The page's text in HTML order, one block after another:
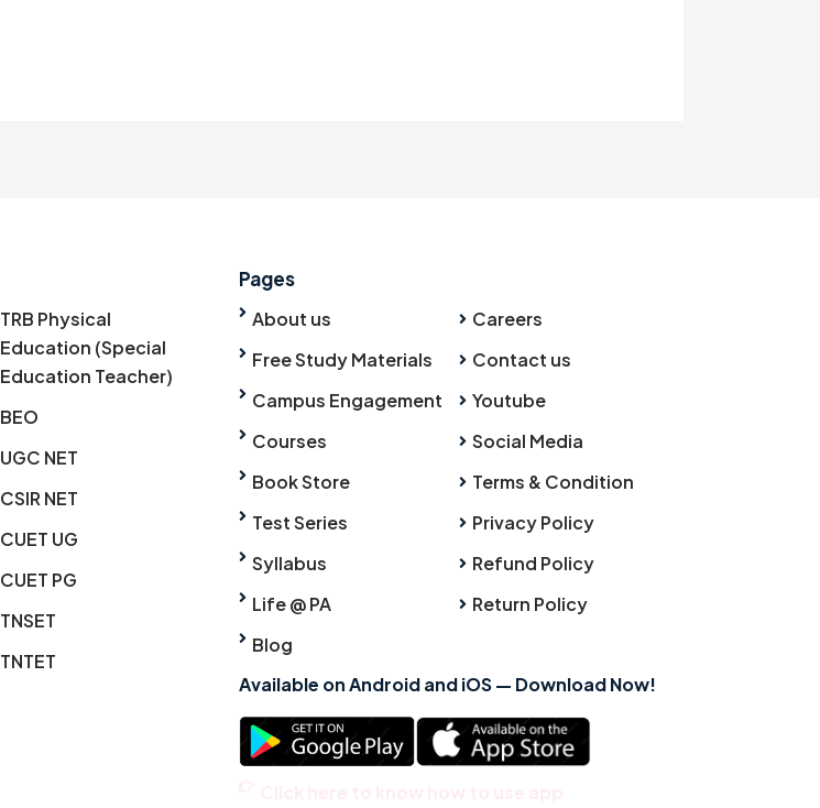
TRB Physical
Education (Special
Education Teacher)
BEO
UGC NET
CSIR NET
CUET UG
CUET PG
TNSET
TNTET
Pages
About us
Free Study Materials
Campus Engagement
Courses
Book Store
Test Series
Syllabus
Life @ PA
Blog
Careers
Contact us
Youtube
Social Media
Terms & Condition
Privacy Policy
Refund Policy
Return Policy
Available on Android and iOS — Download Now!